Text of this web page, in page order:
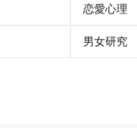
恋愛心理
男女研究